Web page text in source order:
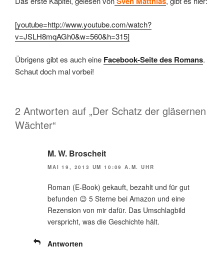
[youtube=http://www.youtube.com/watch?
v=JSLH8mqAGh0&w=560&h=315]
Übrigens gibt es auch eine Facebook-Seite des Romans.
Schaut doch mal vorbei!
2 Antworten auf „Der Schatz der gläsernen
Wächter“
M. W. Broscheit
MAI 19, 2013 UM 10:09 A.M. UHR
Roman (E-Book) gekauft, bezahlt und für gut
befunden 😉 5 Sterne bei Amazon und eine
Rezension von mir dafür. Das Umschlagbild
verspricht, was die Geschichte hält.
Antworten